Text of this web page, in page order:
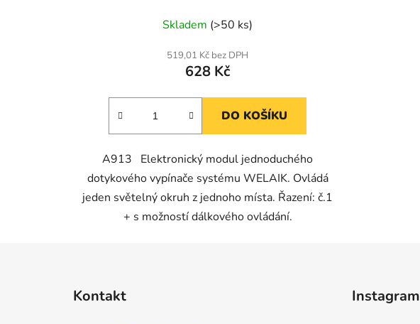
Skladem (>50 ks)
519,01 Kč bez DPH
628 Kč
DO KOŠÍKU
A913 Elektronický modul jednoduchého
dotykového vypínače systému WELAIK. Ovládá
jeden světelný okruh z jednoho místa. Řazení: č.1
+ s možností dálkového ovládání.
Kontakt Instagram